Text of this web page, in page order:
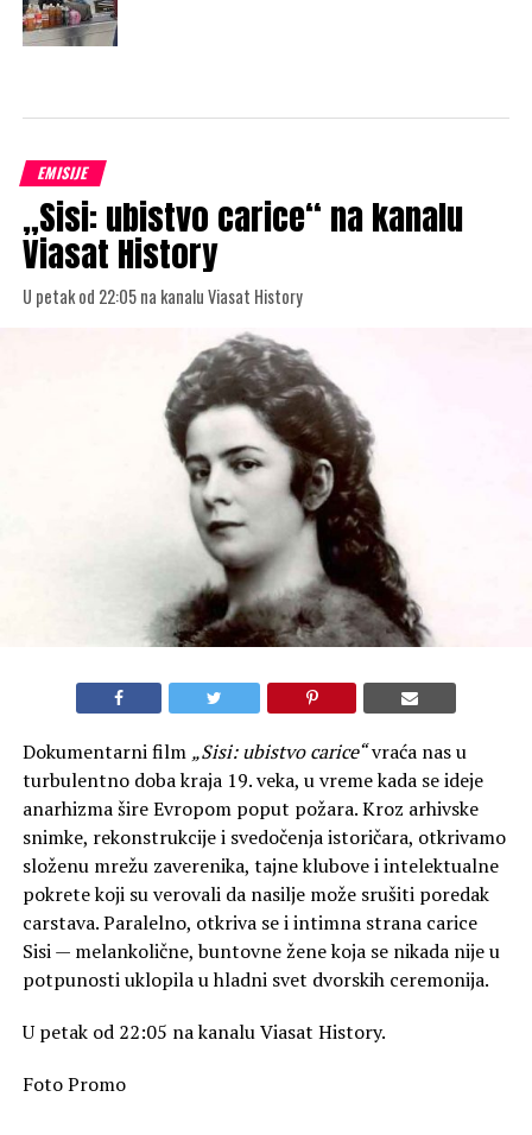
EMISIJE
„Sisi: ubistvo carice“ na kanalu
Viasat History
U petak od 22:05 na kanalu Viasat History
Dokumentarni film „Sisi: ubistvo carice“vraća nas u
turbulentno doba kraja 19. veka, u vreme kada se ideje
anarhizma šire Evropom poput požara. Kroz arhivske
snimke, rekonstrukcije i svedočenja istoričara, otkrivamo
složenu mrežu zaverenika, tajne klubove i intelektualne
pokrete koji su verovali da nasilje može srušiti poredak
carstava. Paralelno, otkriva se i intimna strana carice
Sisi — melankolične, buntovne žene koja se nikada nije u
potpunosti uklopila u hladni svet dvorskih ceremonija.
U petak od 22:05 na kanalu Viasat History.
Foto Promo